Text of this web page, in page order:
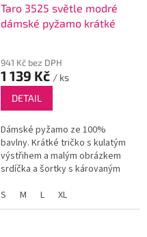
Taro 3525 světle modré
dámské pyžamo krátké
941 Kč bez DPH
1 139 Kč / ks
DETAIL
Dámské pyžamo ze 100%
bavlny. Krátké tričko s kulatým
výstřihem a malým obrázkem
srdíčka a šortky s károvaným
horké letní noci.
S M L XL